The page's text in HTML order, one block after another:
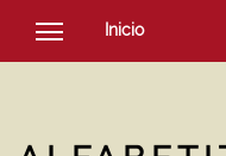
Inicio
SOCIEDAD
NOTICIAS